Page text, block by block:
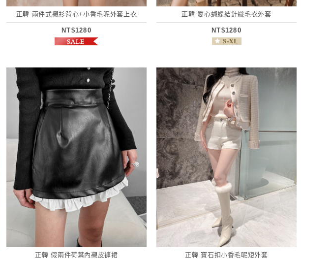
正韓 兩件式襯衫背心+小香毛呢外套上衣
NT$1280
正韓 愛心蝴蝶結針織毛衣外套
NT$1280
正韓 假兩件荷葉內襯皮褲裙 正韓 寶石扣小香毛呢短外套